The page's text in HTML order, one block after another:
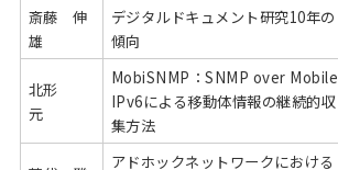
斎藤 伸
雄
デジタルドキュメント研究10年の
傾向
北形
元
MobiSNMP：SNMP over Mobile
IPv6による移動体情報の継続的収
集方法
アドホックネットワークにおける